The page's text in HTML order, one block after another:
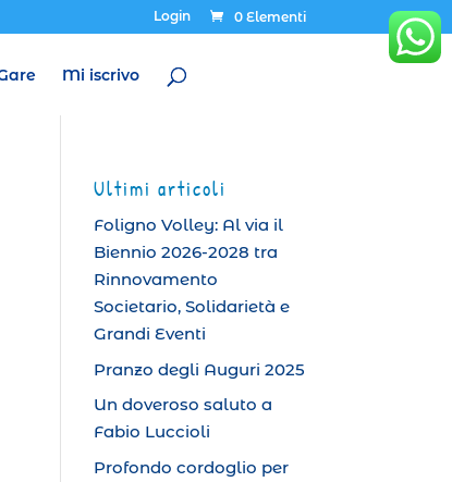
Login 0 Elementi
Mi iscrivo
Ultimi articoli
Foligno Volley: Al via il
Biennio 2026-2028 tra
Rinnovamento
Societario, Solidarietà e
Grandi Eventi
Pranzo degli Auguri 2025
Un doveroso saluto a
Fabio Luccioli
Profondo cordoglio per